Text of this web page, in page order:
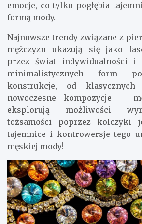
emocje, co tylko pogłębia
formą mody.
Najnowsze trendy związane z
mężczyzn ukazują się jako
przez świat indywidualności i
minimalistycznych form po
konstrukcje, od klasycznych
nowoczesne kompozycje –
eksplorują możliwości
tożsamości poprzez kolczyki
tajemnice i kontrowersje tego
męskiej mody!